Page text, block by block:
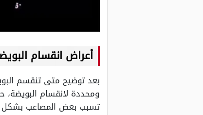
أعراض انقسام
بعد توضيح متى تنقسم
ومحددة لانقسام
تسبب بعض المصاعب بشكل